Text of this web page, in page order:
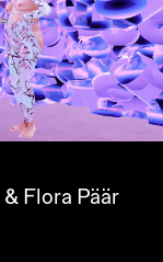
Flora Päär